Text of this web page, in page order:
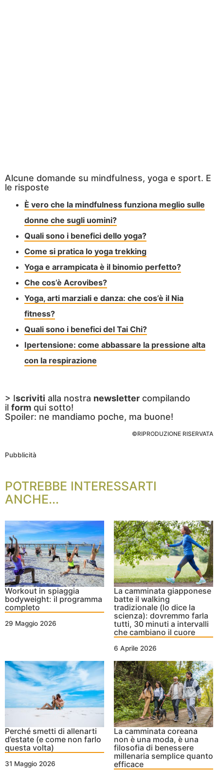
Alcune domande su mindfulness, yoga e sport. E
le risposte
È vero che la mindfulness funziona meglio sulle
donne che sugli uomini?
Quali sono i benefici dello yoga?
Come si pratica lo yoga trekking
Yoga e arrampicata è il binomio perfetto?
Che cos’è Acrovibes?
Yoga, arti marziali e danza: che cos’è il Nia
fitness?
Quali sono i benefici del Tai Chi?
Ipertensione: come abbassare la pressione alta
con la respirazione
> Iscriviti alla nostra newsletter compilando
il form qui sotto!
Spoiler: ne mandiamo poche, ma buone!
©RIPRODUZIONE RISERVATA
Pubblicità
POTREBBE INTERESSARTI
ANCHE...
Workout in spiaggia
bodyweight: il programma
completo
29 Maggio 2026
La camminata giapponese
batte il walking
tradizionale (lo dice la
scienza): dovremmo farla
tutti, 30 minuti a intervalli
che cambiano il cuore
6 Aprile 2026
Perché smetti di allenarti
d’estate (e come non farlo
questa volta)
31 Maggio 2026
La camminata coreana
non è una moda, è una
filosofia di benessere
millenaria semplice quanto
efficace